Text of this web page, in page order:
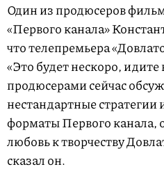
Один из продюсеров
«Первого канала»
что телепремьера
«Это будет нескоро,
продюсерами сейчас
нестандартные стратегии
форматы Первого канала,
любовь к творчеству
сказал он.